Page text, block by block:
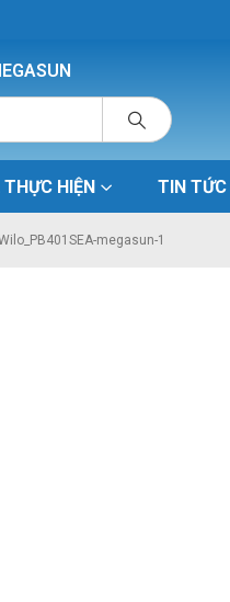
HIỆN TIN TỨC
megasun-1